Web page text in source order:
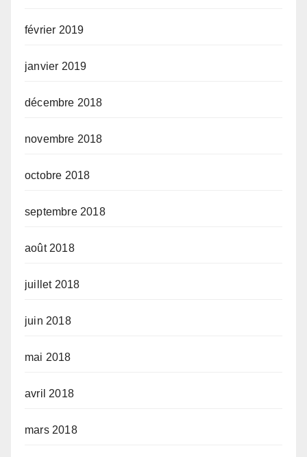
février 2019
janvier 2019
décembre 2018
novembre 2018
octobre 2018
septembre 2018
août 2018
juillet 2018
juin 2018
mai 2018
avril 2018
mars 2018